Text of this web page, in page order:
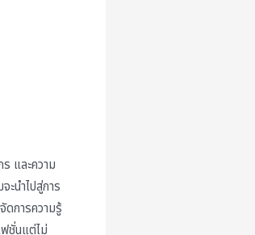
และความ
ะนำไปสู่การ
ดการความรู้
ชั่นแต่ไม่